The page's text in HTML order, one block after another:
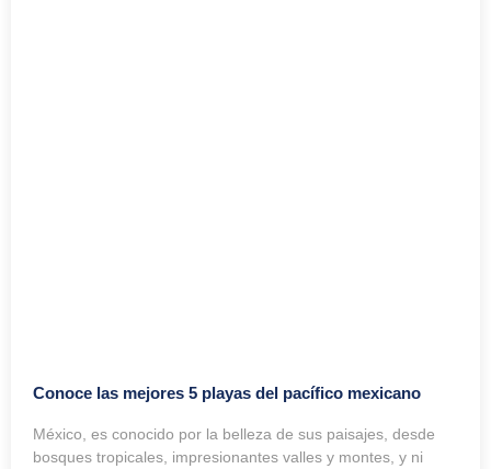
Conoce las mejores 5 playas del pacífico mexicano
México, es conocido por la belleza de sus paisajes, desde
bosques tropicales, impresionantes valles y montes, y ni